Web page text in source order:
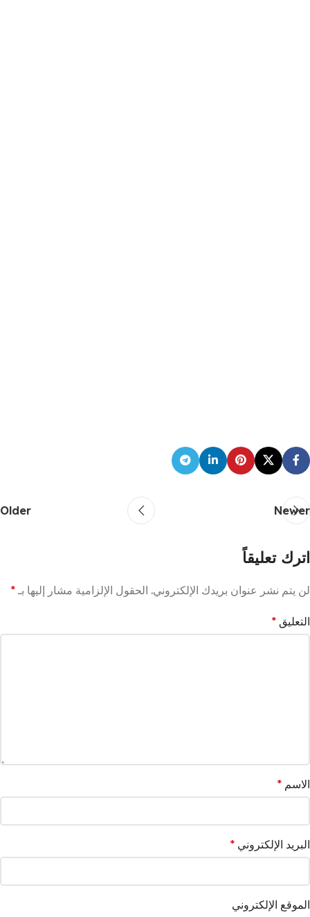
Newer
Older
اترك تعليقاً
لن يتم نشر عنوان بريدك الإلكتروني. الحقول الإلزامية مشار إليها بـ *
التعليق *
الاسم *
البريد الإلكتروني *
الموقع الإلكتروني